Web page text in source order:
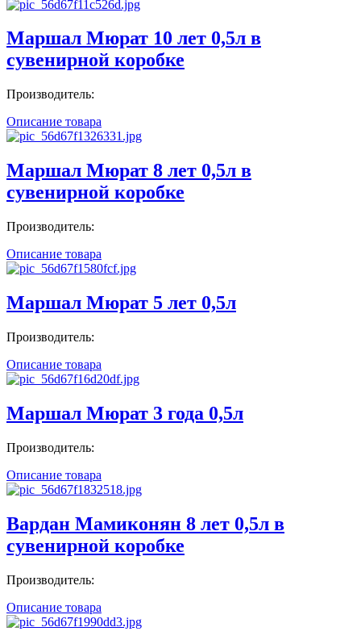
Маршал Мюрат 10 лет 0,5л в
сувенирной коробке
Производитель:
Описание товара
Маршал Мюрат 8 лет 0,5л в
сувенирной коробке
Производитель:
Описание товара
Маршал Мюрат 5 лет 0,5л
Производитель:
Описание товара
Маршал Мюрат 3 года 0,5л
Производитель:
Описание товара
Вардан Мамиконян 8 лет 0,5л в
сувенирной коробке
Производитель:
Описание товара